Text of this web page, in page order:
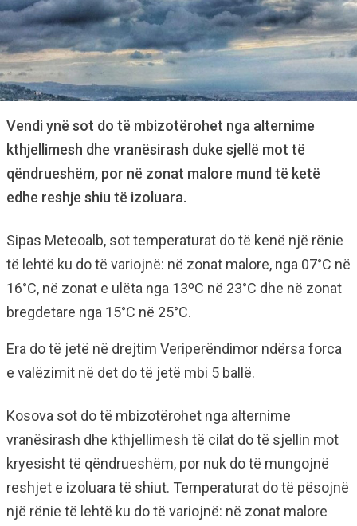
Vendi ynë sot do të mbizotërohet nga alternime
kthjellimesh dhe vranësirash duke sjellë mot të
qëndrueshëm, por në zonat malore mund të ketë
edhe reshje shiu të izoluara.
Sipas Meteoalb, sot temperaturat do të kenë një rënie
të lehtë ku do të variojnë: në zonat malore, nga 07°C në
16°C, në zonat e ulëta nga 13ºC në 23°C dhe në zonat
bregdetare nga 15°C në 25°C.
Era do të jetë në drejtim Veriperëndimor ndërsa forca
e valëzimit në det do të jetë mbi 5 ballë.
Kosova sot do të mbizotërohet nga alternime
vranësirash dhe kthjellimesh të cilat do të sjellin mot
kryesisht të qëndrueshëm, por nuk do të mungojnë
reshjet e izoluara të shiut. Temperaturat do të pësojnë
një rënie të lehtë ku do të variojnë: në zonat malore